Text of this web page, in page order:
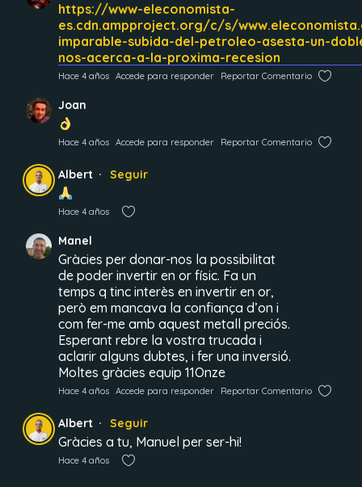
https://www-eleconomista-
es.cdn.ampproject.org/c/s/
imparable-subida-del-petroleo-asesta-un-
nos-acerca-a-la-proxima-recesion
Hace 4 años Accede para responder Reportar Comentario
Joan
Hace 4 años Accede para responder Reportar Comentario
Albert Seguir
Hace 4 años
Manel
Gràcies per donar-nos la possibilitat
de poder invertir en or físic. Fa un
temps q tinc interès en invertir en or,
però em mancava la confiança d’on i
com fer-me amb aquest metall preciós.
Esperant rebre la vostra trucada i
aclarir alguns dubtes, i fer una inversió.
Moltes gràcies equip 11Onze
Hace 4 años Accede para responder Reportar Comentario
Albert Seguir
Gràcies a tu, Manuel per ser-hi!
Hace 4 años